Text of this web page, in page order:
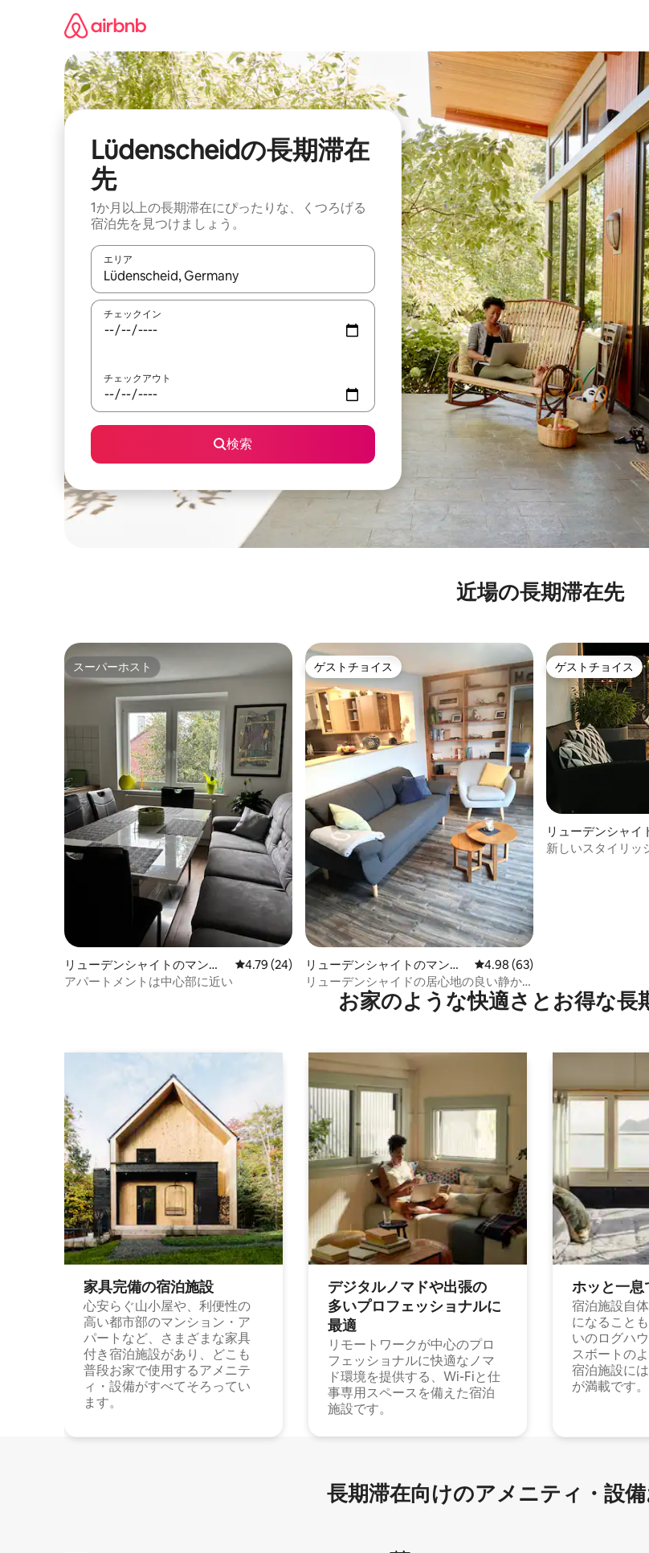
Lüdenscheidの長期滞在
先
1か月以上の長期滞在にぴったりな、くつろげる
宿泊先を見つけましょう。
エリア
検索結果が表示されたら、上下の矢印キーを使って移動するか、画面をタッチまたはスワイプして検索結果
チェックイン
チェックアウト
検索
近場の長期滞在先
スーパーホスト
スーパーホスト
リューデンシャイトのマンシ
ョン・アパート
レビュー24件、5つ星中4.79つ星の平均評価
4.79 (24)
アパートメントは中心部に近い
ゲストチョイス
ゲストチョイス
リューデンシャイトのマンシ
ョン・アパート
レビュー63件、5つ星中4.98つ
4.98 (63)
リューデンシャイドの居心地の良い静か
なアパートメント
ゲストチョイス
ゲストチョイス
リューデンシャイ
ョン・アパート
新しいスタイリッ
お家のような快⁠適⁠さ⁠とお⁠得⁠な長⁠
家具完備の宿⁠泊⁠施⁠設
心安らぐ山小屋や、利便性の
高い都市部のマンション・ア
パートなど、さまざまな家具
付き宿泊施設があり、どこも
普段お家で使用するアメニテ
ィ・設備がすべてそろってい
ます。
デジタルノマドや出⁠張⁠の
多⁠いプ⁠ロ⁠フ⁠ェ⁠ッ⁠シ⁠ョ⁠ナ⁠ル⁠に
最⁠適
リモートワークが中心のプロ
フェッショナルに快適なノマ
ド環境を提供する、Wi-Fiと仕
事専用スペースを備えた宿泊
施設です。
ホッと一⁠息⁠
宿泊施設自
になること
いのログハ
スボートの
宿泊施設に
が満載です。
長期滞在向け⁠のア⁠メ⁠ニ⁠テ⁠ィ⁠・設⁠